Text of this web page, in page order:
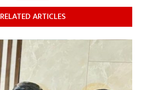
RELATED ARTICLES